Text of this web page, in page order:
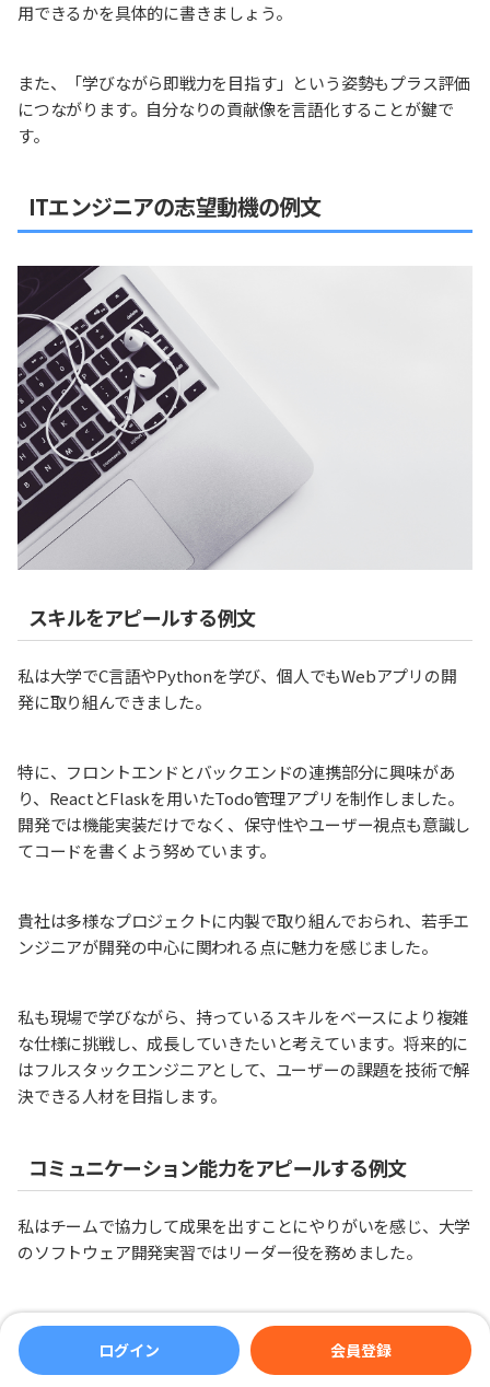
用できるかを具体的に書きましょう。
また、「学びながら即戦力を目指す」という姿勢もプラス評価
につながります。自分なりの貢献像を言語化することが鍵で
す。
ITエンジニアの志望動機の例文
スキルをアピールする例文
私は大学でC言語やPythonを学び、個人でもWebアプリの開
発に取り組んできました。
特に、フロントエンドとバックエンドの連携部分に興味があ
り、ReactとFlaskを用いたTodo管理アプリを制作しました。
開発では機能実装だけでなく、保守性やユーザー視点も意識し
てコードを書くよう努めています。
貴社は多様なプロジェクトに内製で取り組んでおられ、若手エ
ンジニアが開発の中心に関われる点に魅力を感じました。
私も現場で学びながら、持っているスキルをベースにより複雑
な仕様に挑戦し、成長していきたいと考えています。将来的に
はフルスタックエンジニアとして、ユーザーの課題を技術で解
決できる人材を目指します。
コミュニケーション能力をアピールする例文
私はチームで協力して成果を出すことにやりがいを感じ、大学
のソフトウェア開発実習ではリーダー役を務めました。
メンバー間で進捗のズレが生じた際も、一人ひとりの状況を丁
寧に確認しスケジュール調整とタスクの再配分を行いました。
その結果、無事に機能の実装とプレゼン発表を終えられまし
ログイン 会員登録